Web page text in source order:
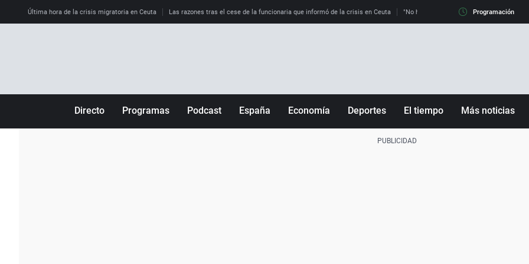
Última hora de la crisis migratoria en Ceuta Las razones tras el cese de la funcionaria que informó de la crisis en Ceuta "No hay mafias, que no nos engañen":
Programación
Directo Programas Podcast España Economía Deportes El tiempo Más noticias